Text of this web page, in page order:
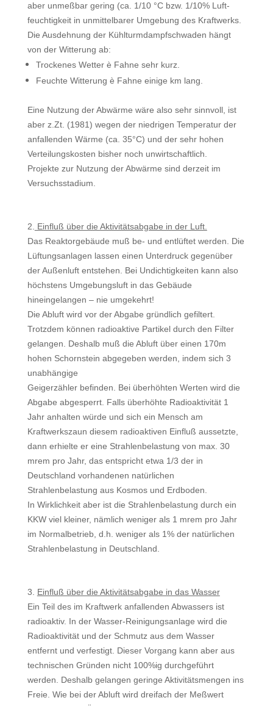
aber unmeßbar gering (ca. 1/10 °C bzw. 1/10% Luft­
feuchtigkeit in unmittelbarer Umgebung des Kraftwerks.
Die Ausdehnung der Kühlturmdampfschwaden hängt
von der Witterung ab:
Trockenes Wetter è Fahne sehr kurz.
Feuchte Witterung è Fahne einige km lang.
Eine Nutzung der Abwärme wäre also sehr sinnvoll, ist
aber z.Zt. (1981) we­gen der niedrigen Temperatur der
anfallenden Wärme (ca. 35°C) und der sehr hohen
Verteilungskosten bisher noch unwirtschaftlich.
Projekte zur Nutzung der Abwärme sind derzeit im
Versuchsstadium.
2.
Einfluß über die Aktivitätsabgabe in der Luft.
Das Reaktorgebäude muß be- und entlüftet werden. Die
Lüftungsanlagen las­sen einen Unterdruck gegenüber
der Außenluft entstehen. Bei Undichtigkeiten kann also
höchstens Umgebungsluft in das Gebäude
hineingelangen – nie um­gekehrt!
Die Abluft wird vor der Abgabe gründlich gefiltert.
Trotzdem können radio­aktive Partikel durch den Filter
gelangen. Deshalb muß die Abluft über einen 170m
hohen Schornstein abgegeben werden, indem sich 3
unabhängige
Geigerzähler befinden. Bei überhöhten Werten wird die
Abgabe abgesperrt. Falls überhöhte Radioaktivität 1
Jahr anhalten würde und sich ein Mensch am
Kraftwerkszaun diesem radioaktiven Einfluß aussetzte,
dann erhielte er eine Strahlenbelastung von max. 30
mrem pro Jahr, das entspricht etwa 1/3 der in
Deutschland vorhandenen natürlichen
Strahlenbelastung aus Kosmos und Erdboden.
In Wirklichkeit aber ist die Strahlenbelastung durch ein
KKW viel kleiner, nämlich weniger als 1 mrem pro Jahr
im Normalbetrieb, d.h. weniger als 1% der natürlichen
Strahlenbelastung in Deutschland.
3. Einfluß über die Aktivitätsabgabe in das Wasser
Ein Teil des im Kraftwerk anfallenden Abwassers ist
radioaktiv. In der Was­ser-Reinigungsanlage wird die
Radioaktivität und der Schmutz aus dem Was­ser
entfernt und verfestigt. Dieser Vorgang kann aber aus
technischen Grün­den nicht 100%ig durchgeführt
werden. Deshalb gelangen geringe Aktivi­tätsmengen ins
Freie. Wie bei der Abluft wird dreifach der Meßwert